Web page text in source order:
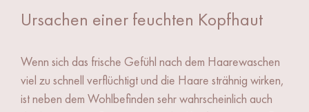
Ursachen einer feuchten Kopfhaut
Wenn sich das frische Gefühl nach dem Haarewaschen
viel zu schnell verflüchtigt und die Haare strähnig wirken,
ist neben dem Wohlbefinden sehr wahrscheinlich auch